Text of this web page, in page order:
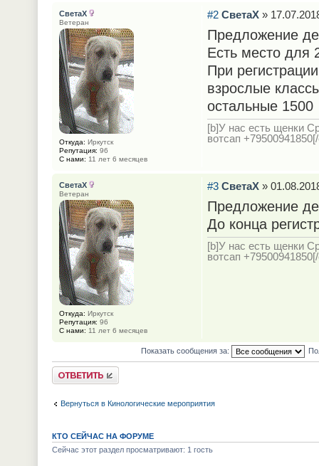
#2 СветаХ»
Предложение
Есть место для
При
взрослые
остальные 1500
[b]У нас есть щенки
вотсап
СветаХ
Ветеран
Откуда: Иркутск
Репутация: 96
С нами: 11 лет 6 месяцев
#3 СветаХ»
Предложение
До конца
[b]У нас есть щенки
вотсап
СветаХ
Ветеран
Откуда: Иркутск
Репутация: 96
С нами: 11 лет 6 месяцев
Показать сообщения за:
Ответить
Вернуться в Кинологические мероприятия
КТО СЕЙЧАС НА ФОРУМЕ
Сейчас этот раздел просматривают: 1 гость